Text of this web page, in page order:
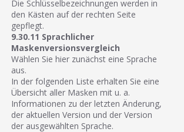
Die Schlüsselbezeichnungen werden in
den Kästen auf der rechten Seite
gepflegt.
9.30.11 Sprachlicher
Maskenversionsvergleich
Wählen Sie hier zunächst eine Sprache
aus.
In der folgenden Liste erhalten Sie eine
Übersicht aller Masken mit u. a.
Informationen zu der letzten Änderung,
der aktuellen Version und der Version
der ausgewählten Sprache.